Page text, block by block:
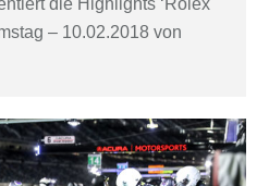
die Highlights ‘Rolex
– 10.02.2018 von